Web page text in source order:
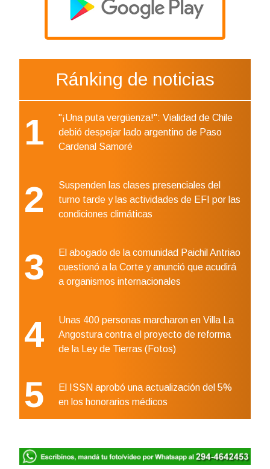
Ránking de noticias
1
"¡Una puta vergüenza!": Vialidad de Chile
debió despejar lado argentino de Paso
Cardenal Samoré
2
Suspenden las clases presenciales del
turno tarde y las actividades de EFI por las
condiciones climáticas
3
El abogado de la comunidad Paichil Antriao
cuestionó a la Corte y anunció que acudirá
a organismos internacionales
4
Unas 400 personas marcharon en Villa La
Angostura contra el proyecto de reforma
de la Ley de Tierras (Fotos)
5
El ISSN aprobó una actualización del 5%
en los honorarios médicos